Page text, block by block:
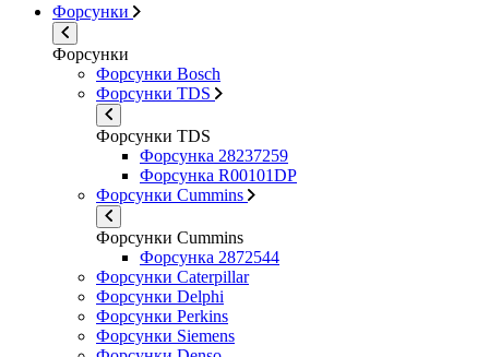
Форсунки
Форсунки
Форсунки Bosch
Форсунки TDS
Форсунки TDS
Форсунка 28237259
Форсунка R00101DP
Форсунки Cummins
Форсунки Cummins
Форсунка 2872544
Форсунки Caterpillar
Форсунки Delphi
Форсунки Perkins
Форсунки Siemens